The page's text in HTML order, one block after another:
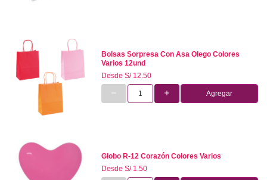
Bolsas Sorpresa Con Asa Olego Colores
Varios 12und
DesdeS/ 12.50
Agregar
Globo R-12 Corazón Colores Varios
DesdeS/ 1.50